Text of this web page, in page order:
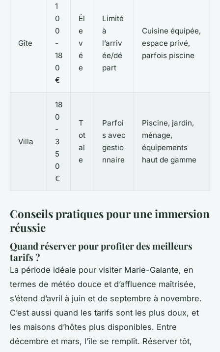
Gîte
1
0
0
-
18
0
€
Él
e
v
é
e
Limité
à
l’arriv
ée/dé
part
Cuisine équipée,
espace privé,
parfois piscine
Villa
18
0
-
3
5
0
€
T
ot
al
e
Parfoi
s avec
gestio
nnaire
Piscine, jardin,
ménage,
équipements
haut de gamme
Conseils pratiques pour une immersion
réussie
Quand réserver pour profiter des meilleurs
tarifs ?
La période idéale pour visiter Marie-Galante, en
termes de météo douce et d’affluence maîtrisée,
s’étend d’avril à juin et de septembre à novembre.
C’est aussi quand les tarifs sont les plus doux, et
les maisons d’hôtes plus disponibles. Entre
décembre et mars, l’île se remplit. Réserver tôt,